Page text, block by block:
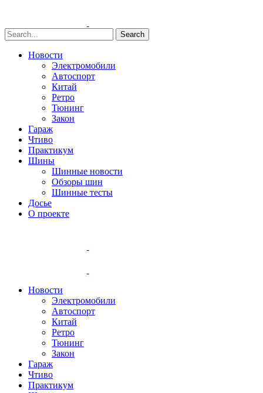
Search
Новости
Электромобили
Автоспорт
Китай
Ретро
Тюнинг
Закон
Гараж
Чтиво
Практикум
Шины
Шинные новости
Обзоры шин
Шинные тесты
Досье
О проекте
Новости
Электромобили
Автоспорт
Китай
Ретро
Тюнинг
Закон
Гараж
Чтиво
Практикум